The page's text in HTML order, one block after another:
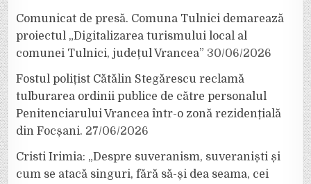
Comunicat de presă. Comuna Tulnici demarează
proiectul „Digitalizarea turismului local al
comunei Tulnici, județul Vrancea” 30/06/2026
Fostul polițist Cătălin Stegărescu reclamă
tulburarea ordinii publice de către personalul
Penitenciarului Vrancea într-o zonă rezidențială
din Focșani. 27/06/2026
Cristi Irimia: „Despre suveranism, suveraniști și
cum se atacă singuri, fără să-și dea seama, cei